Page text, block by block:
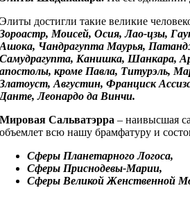
Элиты достигли такие великие
Зороастр, Моисей, Осия, Лао-цзы,
Ашока, Чандрагупта Маурья,
Самудрагупта, Канишка, Шанкара,
апостолы, кроме Павла, Титурэль,
Златоуст, Августин, Франциск
Данте, Леонардо да Винчи.
Мировая Сальватэрра – наивысшая
объемлет всю нашу брамфатуру и
Сферы Планетарного Логоса,
Сферы Приснодевы-Марии,
Сферы Великой Женственной